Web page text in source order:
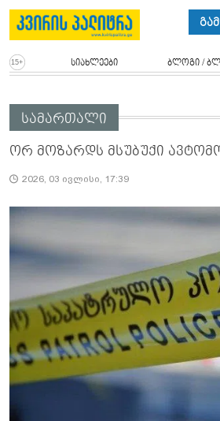
სიახლეები ბლოგი /
სამართალი
ორ მოზარდს მსუბუქი
2026, 03 ივლისი, 17:39